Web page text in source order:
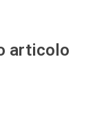
articolo